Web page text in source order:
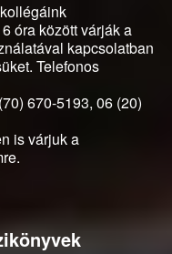
óra között várják a
kapcsolatban
Telefonos
670-5193, 06 (20)
is várjuk a